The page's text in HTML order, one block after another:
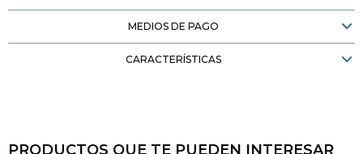
MEDIOS DE PAGO
CARACTERÍSTICAS
PRODUCTOS QUE TE PUEDEN INTERESAR